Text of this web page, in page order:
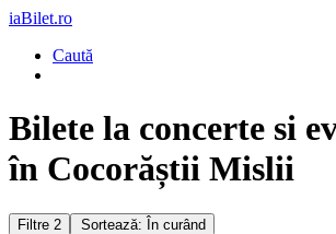
iaBilet.ro
Caută
Bilete la concerte si
în Cocorăștii Mislii
Filtre 2
Sortează: În curând